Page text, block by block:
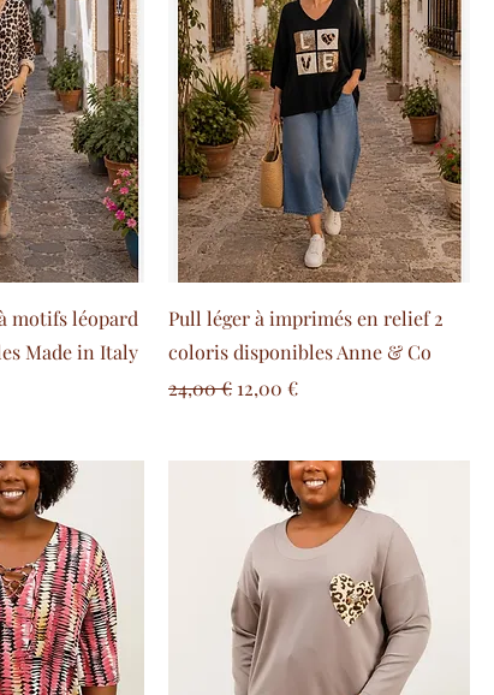
motifs léopard
Made in Italy
Pull léger à imprimés en relief 2
coloris disponibles Anne & Co
Prix original
24,00 € Prix promotionnel
12,00 €